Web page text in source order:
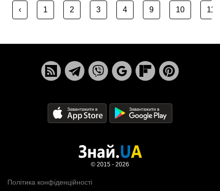
‹ 1 2 3 4 9 10 11
Політика конфіденційності
© 2015 - 2026